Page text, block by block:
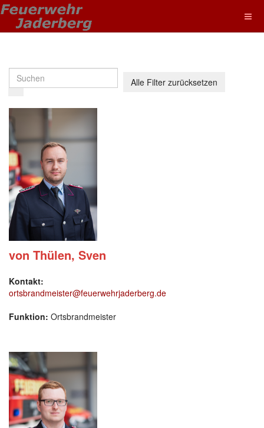
Alle Filter zurücksetzen
von Thülen, Sven
Kontakt:
ortsbrandmeister@feuerwehrjaderberg.de
Funktion: Ortsbrandmeister